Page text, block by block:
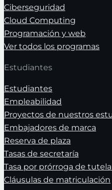
Ciberseguridad
Cloud Computing
Programación y web
Ver todos los programas
Estudiantes
Estudiantes
Empleabilidad
Proyectos de nuestros
Embajadores de marca
Reserva de plaza
Tasas de secretaría
Tasa por prórroga de
Cláusulas de matriculación